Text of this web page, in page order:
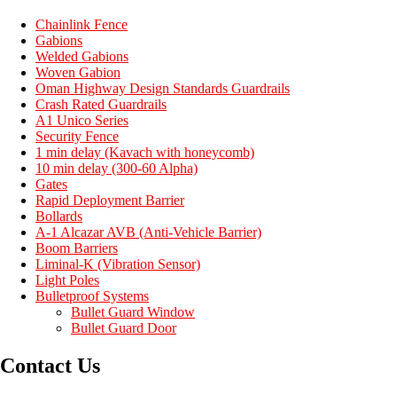
Chainlink Fence
Gabions
Welded Gabions
Woven Gabion
Oman Highway Design Standards Guardrails
Crash Rated Guardrails
A1 Unico Series
Security Fence
1 min delay (Kavach with honeycomb)
10 min delay (300-60 Alpha)
Gates
Rapid Deployment Barrier
Bollards
A-1 Alcazar AVB (Anti-Vehicle Barrier)
Boom Barriers
Liminal-K (Vibration Sensor)
Light Poles
Bulletproof Systems
Bullet Guard Window
Bullet Guard Door
Contact Us